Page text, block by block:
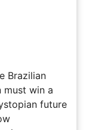
Brazilian
must win a
future